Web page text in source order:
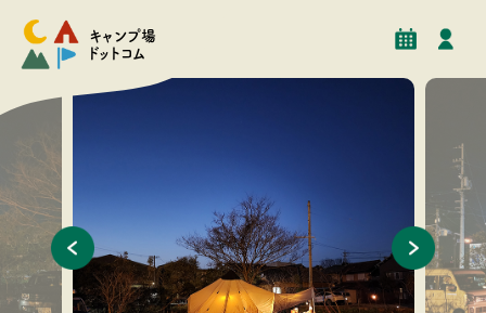
キャンプ場
ドットコム
予約 施設情報